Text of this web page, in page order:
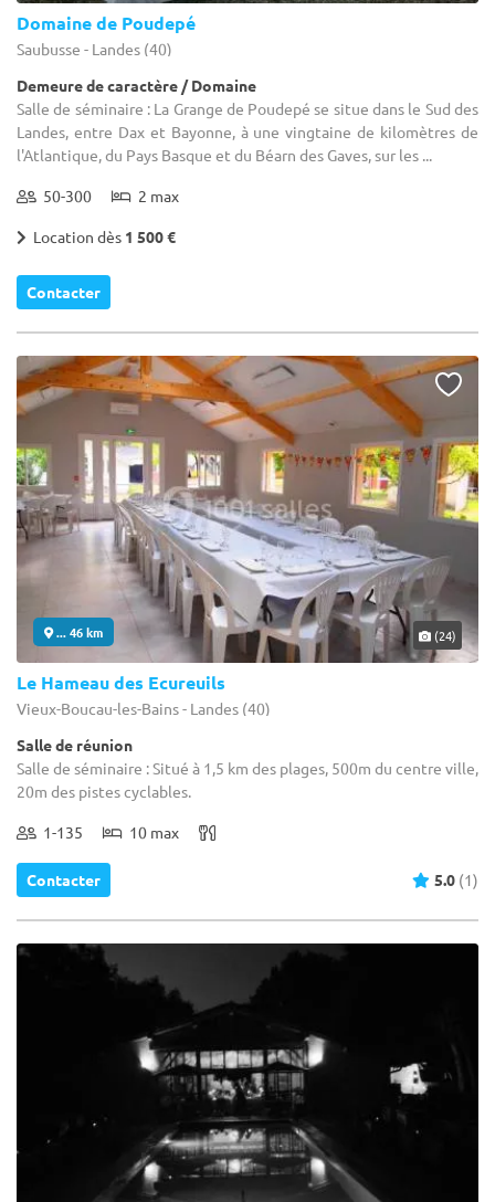
Domaine de Poudepé
Saubusse - Landes (40)
Demeure de caractère / Domaine
Salle de séminaire : La Grange de Poudepé se situe dans le Sud des
Landes, entre Dax et Bayonne, à une vingtaine de kilomètres de
l'Atlantique, du Pays Basque et du Béarn des Gaves, sur les ...
50-300 2 max
Location dès 1 500 €
Contacter
... 46 km (24)
Le Hameau des Ecureuils
Vieux-Boucau-les-Bains - Landes (40)
Salle de réunion
Salle de séminaire : Situé à 1,5 km des plages, 500m du centre ville,
20m des pistes cyclables.
1-135 10 max
Contacter 5.0 (1)